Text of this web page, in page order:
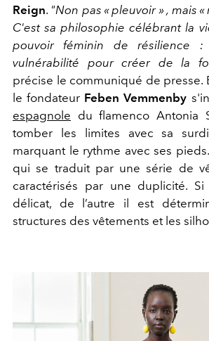
Reign. "Non pas « pleuvoir » , mais
C'est sa philosophie célébrant la
pouvoir féminin de résilience :
vulnérabilité pour créer de la
précise le communiqué de presse.
le fondateur Feben Vemmenby
espagnole du flamenco Antonia
tomber les limites avec sa
marquant le rythme avec ses
qui se traduit par une série de
caractérisés par une duplicité.
délicat, de l’autre il est
structures des vêtements et les